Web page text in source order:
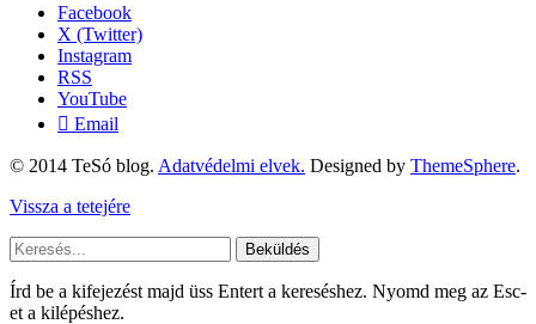
Facebook
X (Twitter)
Instagram
RSS
YouTube
Email
© 2014 TeSó blog. Adatvédelmi elvek. Designed by ThemeSphere.
Vissza a tetejére
Beküldés
Írd be a kifejezést majd üss Entert a kereséshez. Nyomd meg az Esc-
et a kilépéshez.